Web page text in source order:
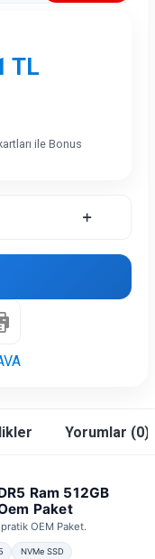
TL
ile Bonus
Yorumlar (0)
Ram 512GB
Paket
OEM Paket.
NVMe SSD